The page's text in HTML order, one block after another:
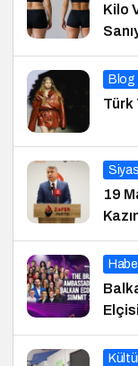
Kilo
Blog
Türk
19